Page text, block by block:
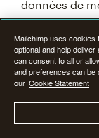
données de
marketing
dès
retenir
Mailchimp uses cookies
optional and help
can consent to all or
and preferences can be
our Cookie Statement